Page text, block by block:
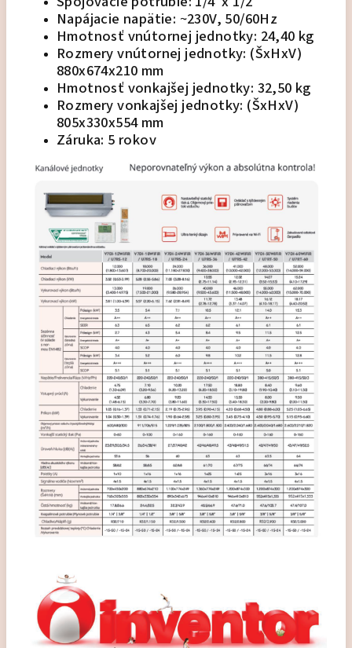
Napájacie napätie: ~230V, 50/60Hz
Hmotnosť vnútornej jednotky: 24,40 kg
Rozmery vnútornej jednotky: (ŠxHxV)
880x674x210 mm
Hmotnosť vonkajšej jednotky: 32,50 kg
Rozmery vonkajšej jednotky: (ŠxHxV)
805x330x554 mm
Záruka: 5 rokov